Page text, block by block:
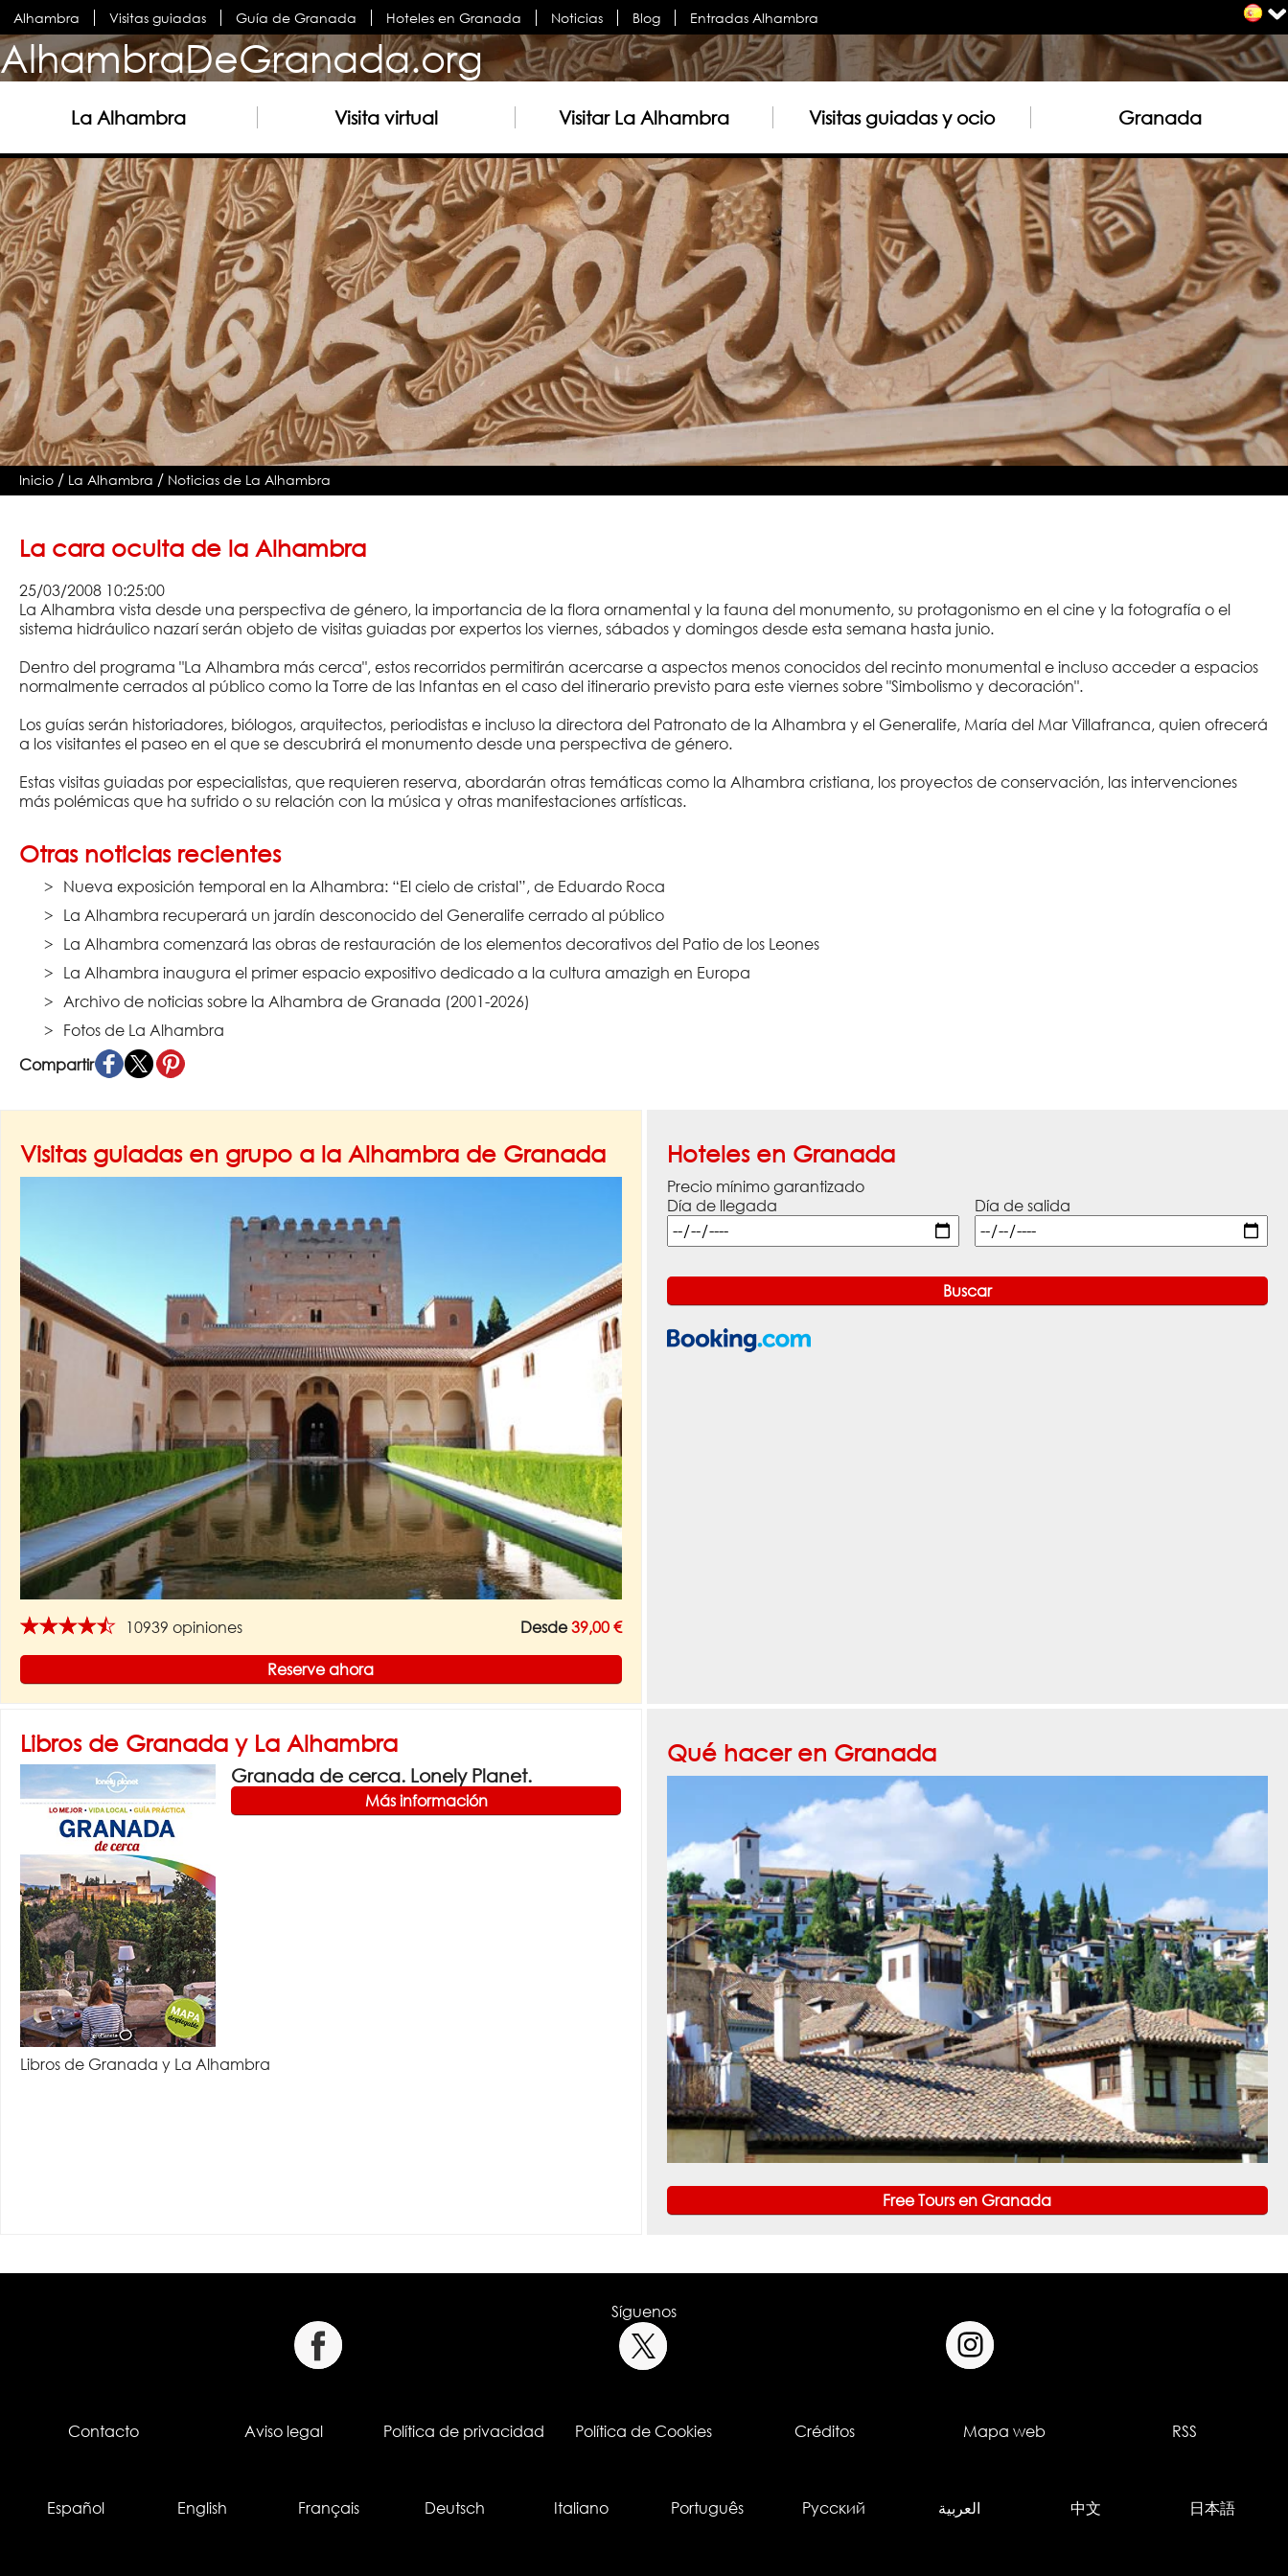
Alhambra Visitas guiadas Guía de Granada Hoteles en Granada Noticias Blog Entradas Alhambra
AlhambraDeGranada.org
La Alhambra Visita virtual Visitar La Alhambra Visitas guiadas y ocio Granada
Inicio / La Alhambra / Noticias de La Alhambra
La cara oculta de la Alhambra
25/03/2008 10:25:00
La Alhambra vista desde una perspectiva de género, la importancia de la flora ornamental y la fauna del monumento, su protagonismo en el cine y la fotografía o el
sistema hidráulico nazarí serán objeto de visitas guiadas por expertos los viernes, sábados y domingos desde esta semana hasta junio.
Dentro del programa "La Alhambra más cerca", estos recorridos permitirán acercarse a aspectos menos conocidos del recinto monumental e incluso acceder a espacios
normalmente cerrados al público como la Torre de las Infantas en el caso del itinerario previsto para este viernes sobre "Simbolismo y decoración".
Los guías serán historiadores, biólogos, arquitectos, periodistas e incluso la directora del Patronato de la Alhambra y el Generalife, María del Mar Villafranca, quien ofrecerá
a los visitantes el paseo en el que se descubrirá el monumento desde una perspectiva de género.
Estas visitas guiadas por especialistas, que requieren reserva, abordarán otras temáticas como la Alhambra cristiana, los proyectos de conservación, las intervenciones
más polémicas que ha sufrido o su relación con la música y otras manifestaciones artísticas.
Otras noticias recientes
Nueva exposición temporal en la Alhambra: “El cielo de cristal”, de Eduardo Roca
La Alhambra recuperará un jardín desconocido del Generalife cerrado al público
La Alhambra comenzará las obras de restauración de los elementos decorativos del Patio de los Leones
La Alhambra inaugura el primer espacio expositivo dedicado a la cultura amazigh en Europa
Archivo de noticias sobre la Alhambra de Granada (2001-2026)
Fotos de La Alhambra
Compartir
Visitas guiadas en grupo a la Alhambra de Granada
★★★★★ 10939 opiniones Desde39,00 €
Reserve ahora
Hoteles en Granada
Precio mínimo garantizado
Día de llegada
Día de salida
Libros de Granada y La Alhambra
Granada de cerca. Lonely Planet.
Más información
Libros de Granada y La Alhambra
Qué hacer en Granada
Free Tours en Granada
Síguenos
Contacto Aviso legal Política de privacidad Política de Cookies Créditos Mapa web RSS
Español English Français Deutsch Italiano Português Русский العربية 中文 日本語